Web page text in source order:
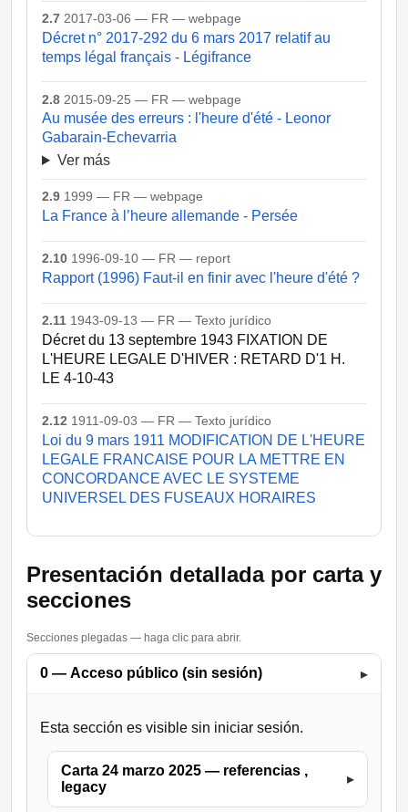
2.7 2017-03-06 — FR — webpage
Décret n° 2017-292 du 6 mars 2017 relatif au
temps légal français - Légifrance
2.8 2015-09-25 — FR — webpage
Au musée des erreurs : l'heure d'été - Leonor
Gabarain-Echevarria
Ver más
2.9 1999 — FR — webpage
La France à l’heure allemande - Persée
2.10 1996-09-10 — FR — report
Rapport (1996) Faut-il en finir avec l'heure d'été ?
2.11 1943-09-13 — FR — Texto jurídico
Décret du 13 septembre 1943 FIXATION DE
L'HEURE LEGALE D'HIVER : RETARD D'1 H.
LE 4-10-43
2.12 1911-09-03 — FR — Texto jurídico
Loi du 9 mars 1911 MODIFICATION DE L'HEURE
LEGALE FRANCAISE POUR LA METTRE EN
CONCORDANCE AVEC LE SYSTEME
UNIVERSEL DES FUSEAUX HORAIRES
Presentación detallada por carta y
secciones
Secciones plegadas — haga clic para abrir.
0 — Acceso público (sin sesión) ▸
Esta sección es visible sin iniciar sesión.
Carta 24 marzo 2025 — referencias ,
legacy
▸